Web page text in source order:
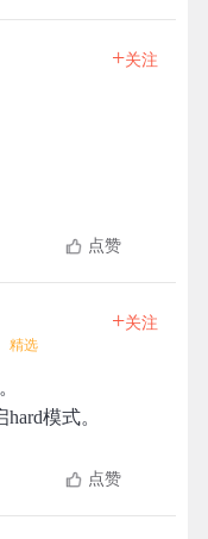
+关注
点赞
精选
+关注
模式。
点赞